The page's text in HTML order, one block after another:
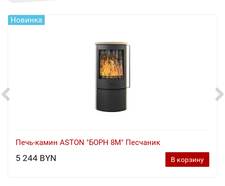
Новинка
Печь-камин ASTON "БОРН 8М" Песчаник
5 244 BYN В корзину